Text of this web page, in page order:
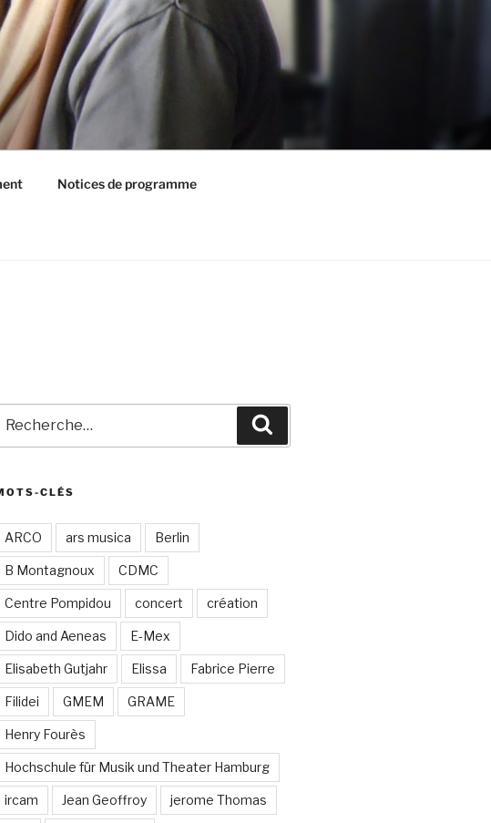
Notices de programme
pour
CLÉS
ARCO ars musica Berlin
B Montagnoux CDMC
Centre Pompidou concert création
Dido and Aeneas E-Mex
Elisabeth Gutjahr Elissa Fabrice Pierre
Filidei GMEM GRAME
Henry Fourès
Hochschule für Musik und Theater Hamburg
ircam Jean Geoffroy jerome Thomas